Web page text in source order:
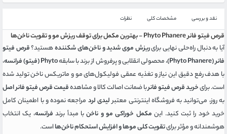
نقد و بررسی مشخصات کلی نظرات
قرص فیتو فانر Phyto Phanere -بهترین مکمل برای توقف ریزش مو و تقویت ناخن‌ها
آیا به دنبال راه‌حلی نهایی برایریزش موی شدید و ناخن‌های شکنندههستید؟قرص فیتو
فانر (Phyto Phanere)
، محصولی انقلابی و پرفروش از برند با سابقهPhyto (فیتو) فرانسه
،
با هدف رفع دقیق این نیاز و تغذیه عمقی فولیکول‌های مو و ماتریکس ناخن تولید شده
است. برایخرید قرص فیتو فانربا ضمانت اصالت کالا و مشاهدهقیمت قرص فیتو فانر اصل
به روز، می‌توانید به فروشگاه اینترنتی معتبرلیدی لرد مراجعه نموده و با اطمینان کامل
خرید خود را ثبت کنید. این مکمل خوراکی مو و ناخنبا مبدأ برند فرانسه، یک انتخاب
هوشمندانه و مؤثر برایتقویت کلی موها و افزایش استحکام ناخن‌هااست.